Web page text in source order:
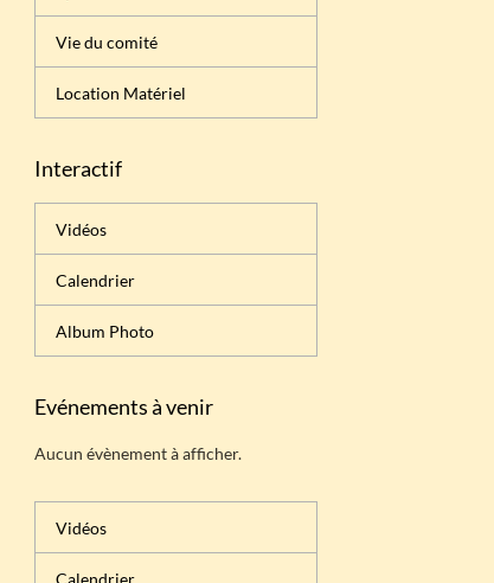
Vie du comité
Location Matériel
Interactif
Vidéos
Calendrier
Album Photo
Evénements à venir
Aucun évènement à afficher.
Vidéos
Calendrier